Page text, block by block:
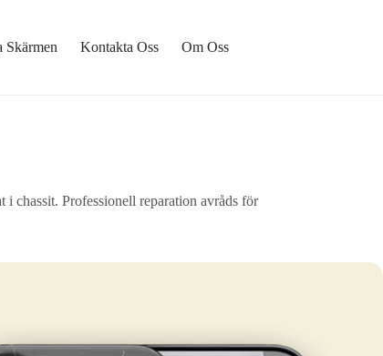
Skärmen Kontakta Oss Om Oss
chassit. Professionell reparation avråds för